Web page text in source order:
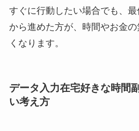
すぐに行動したい場合でも、
から進めた方が、時間やお金
くなります。
データ入力在宅好きな時間
い考え方